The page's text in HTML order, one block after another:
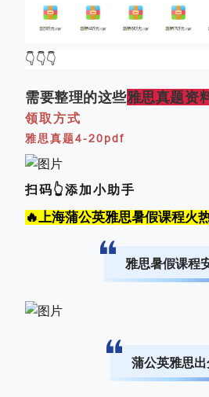
👇👇👇
需要整理的这些雅思真题资
领取方式
雅思真题4-20pdf
扫码👆添加小助手
🔥上海蒲公英雅思暑假课程火
雅思暑假课程
蒲公英雅思出